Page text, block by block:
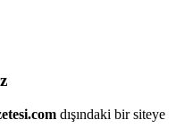
dışındaki bir siteye